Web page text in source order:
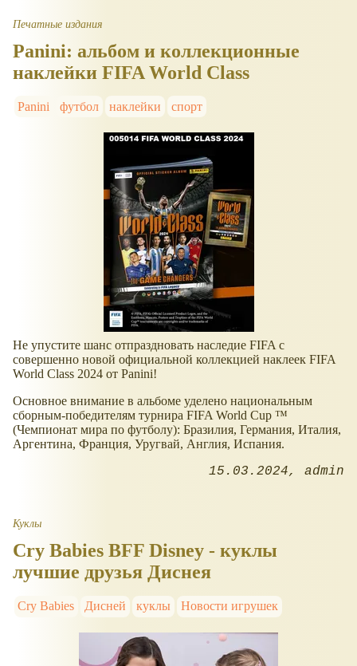
Печатные издания
Panini: альбом и коллекционные
наклейки FIFA World Class
Panini футбол наклейки спорт
Не упустите шанс отпраздновать наследие FIFA с
совершенно новой официальной коллекцией наклеек FIFA
World Class 2024 от Panini!
Основное внимание в альбоме уделено национальным
сборным-победителям турнира FIFA World Cup ™
(Чемпионат мира по футболу): Бразилия, Германия, Италия,
Аргентина, Франция, Уругвай, Англия, Испания.
15.03.2024 admin
Куклы
Cry Babies BFF Disney - куклы
лучшие друзья Диснея
Cry Babies Дисней куклы Новости игрушек